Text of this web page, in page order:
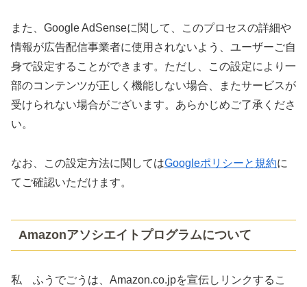
また、Google AdSenseに関して、このプロセスの詳細や
情報が広告配信事業者に使用されないよう、ユーザーご自
身で設定することができます。ただし、この設定により一
部のコンテンツが正しく機能しない場合、またサービスが
受けられない場合がございます。あらかじめご了承くださ
い。
なお、この設定方法に関してはGoogleポリシーと規約に
てご確認いただけます。
Amazonアソシエイトプログラムについて
私 ふうでごうは、Amazon.co.jpを宣伝しリンクするこ